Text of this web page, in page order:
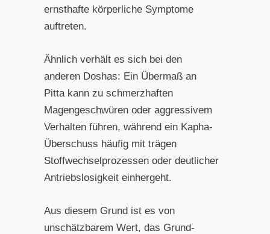
ernsthafte körperliche Symptome
auftreten.
Ähnlich verhält es sich bei den
anderen Doshas: Ein Übermaß an
Pitta kann zu schmerzhaften
Magengeschwüren oder aggressivem
Verhalten führen, während ein Kapha-
Überschuss häufig mit trägen
Stoffwechselprozessen oder deutlicher
Antriebslosigkeit einhergeht.
Aus diesem Grund ist es von
unschätzbarem Wert, das Grund-